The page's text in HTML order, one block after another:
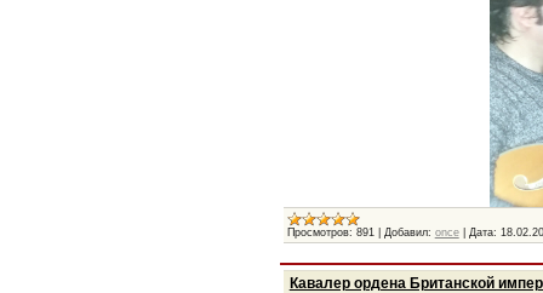
Просмотров: 891 Добавил: once Дата:
Кавалер ордена Британской